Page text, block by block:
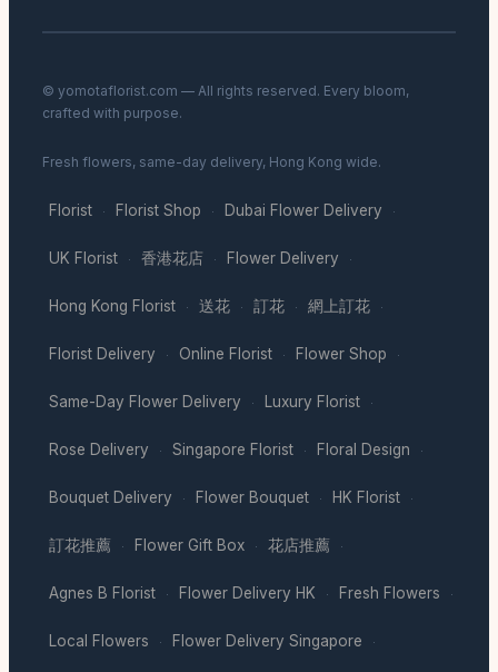
© yomotaflorist.com — All rights reserved. Every bloom,
crafted with purpose.
Fresh flowers, same-day delivery, Hong Kong wide.
Florist · Florist Shop · Dubai Flower Delivery ·
UK Florist · 香港花店 · Flower Delivery ·
Hong Kong Florist · 送花 · 訂花 · 網上訂花 ·
Florist Delivery · Online Florist · Flower Shop ·
Same-Day Flower Delivery · Luxury Florist ·
Rose Delivery · Singapore Florist · Floral Design ·
Bouquet Delivery · Flower Bouquet · HK Florist ·
訂花推薦 · Flower Gift Box · 花店推薦 ·
Agnes B Florist · Flower Delivery HK · Fresh Flowers ·
Local Flowers · Flower Delivery Singapore ·